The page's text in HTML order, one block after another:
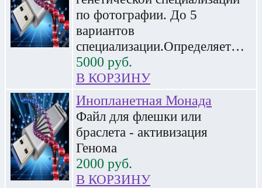
по фотографии. До 5
вариантов
специализации.Определяет…
5000 руб.
В КОРЗИНУ
Инопланетная Монада
Файл для флешки или
браслета - активизация
Генома
2000 руб.
В КОРЗИНУ